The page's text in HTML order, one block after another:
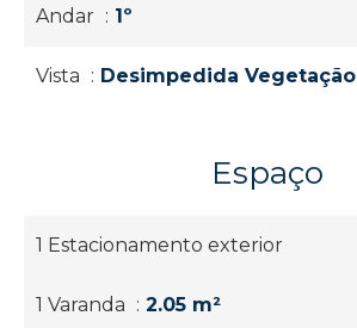
Andar 1º
Vista Desimpedida Vegetação
Espaço
1 Estacionamento exterior
1 Varanda 2.05 m²